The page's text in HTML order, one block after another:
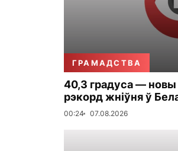
ГРАМАДСТВА
40,3 градуса —
рэкорд жніўня ў
00:24 07.08.2026